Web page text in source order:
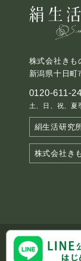
株式会社きも
新潟県十日町
0120-611-
土、日、祝、夏
絹生活研究
株式会社き
©